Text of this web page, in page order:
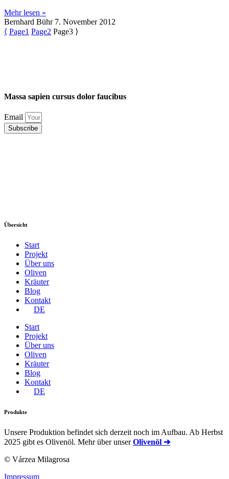
Mehr lesen »
Bernhard Bühr 7. November 2012
⟨ Page1 Page2 Page3 ⟩
Massa sapien cursus dolor faucibus
Email
Subscribe
Übersicht
Start
Projekt
Über uns
Oliven
Kräuter
Blog
Kontakt
DE
Start
Projekt
Über uns
Oliven
Kräuter
Blog
Kontakt
DE
Produkte
Unsere Produktion befindet sich derzeit noch im Aufbau. Ab Herbst
2025 gibt es Olivenöl. Mehr über unserOlivenöl ➔
© Várzea Milagrosa
Impressum